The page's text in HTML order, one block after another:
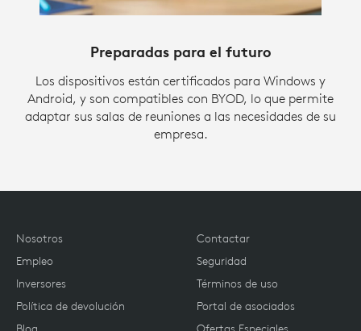
Preparadas para el futuro
Los dispositivos están certificados para Windows y
Android, y son compatibles con BYOD, lo que permite
adaptar sus salas de reuniones a las necesidades de su
empresa.
Nosotros
Empleo
Inversores
Política de devolución
Contactar
Seguridad
Términos de uso
Portal de asociados